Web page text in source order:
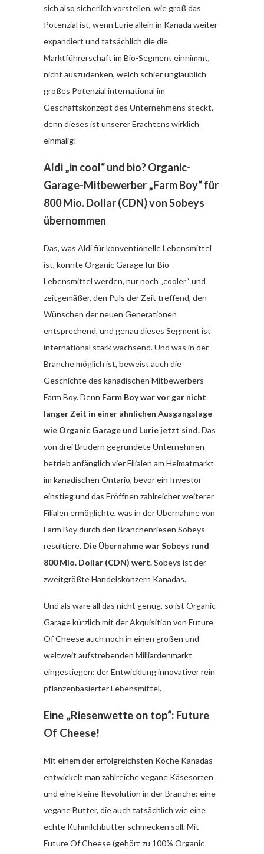
sich also sicherlich vorstellen, wie groß das
Potenzial ist, wenn Lurie allein in Kanada weiter
expandiert und tatsächlich die die
Marktführerschaft im Bio-Segment einnimmt,
nicht auszudenken, welch schier unglaublich
großes Potenzial international im
Geschäftskonzept des Unternehmens steckt,
denn dieses ist unserer Erachtens wirklich
einmalig!
Aldi „in cool“ und bio? Organic-
Garage-Mitbewerber „Farm Boy“ für
800 Mio. Dollar (CDN) von Sobeys
übernommen
Das, was Aldi für konventionelle Lebensmittel
ist, könnte Organic Garage für Bio-
Lebensmittel werden, nur noch „cooler“ und
zeitgemäßer, den Puls der Zeit treffend, den
Wünschen der neuen Generationen
entsprechend, und genau dieses Segment ist
international stark wachsend. Und was in der
Branche möglich ist, beweist auch die
Geschichte des kanadischen Mitbewerbers
Farm Boy. Denn Farm Boy war vor gar nicht
langer Zeit in einer ähnlichen Ausgangslage
wie Organic Garage und Lurie jetzt sind.Das
von drei Brüdern gegründete Unternehmen
betrieb anfänglich vier Filialen am Heimatmarkt
im kanadischen Ontario, bevor ein Investor
einstieg und das Eröffnen zahlreicher weiterer
Filialen ermöglichte, was in der Übernahme von
Farm Boy durch den Branchenriesen Sobeys
resultiere. Die Übernahme war Sobeys rund
800 Mio. Dollar (CDN) wert.Sobeys ist der
zweitgrößte Handelskonzern Kanadas.
Und als wäre all das nicht genug, so ist Organic
Garage kürzlich mit der Akquisition von Future
Of Cheese auch noch in einen großen und
weltweit aufstrebenden Milliardenmarkt
eingestiegen: der Entwicklung innovativer rein
pflanzenbasierter Lebensmittel.
Eine „Riesenwette on top“: Future
Of Cheese!
Mit einem der erfolgreichsten Köche Kanadas
entwickelt man zahlreiche vegane Käsesorten
und eine kleine Revolution in der Branche: eine
vegane Butter, die auch tatsächlich wie eine
echte Kuhmilchbutter schmecken soll. Mit
Future Of Cheese (gehört zu 100% Organic